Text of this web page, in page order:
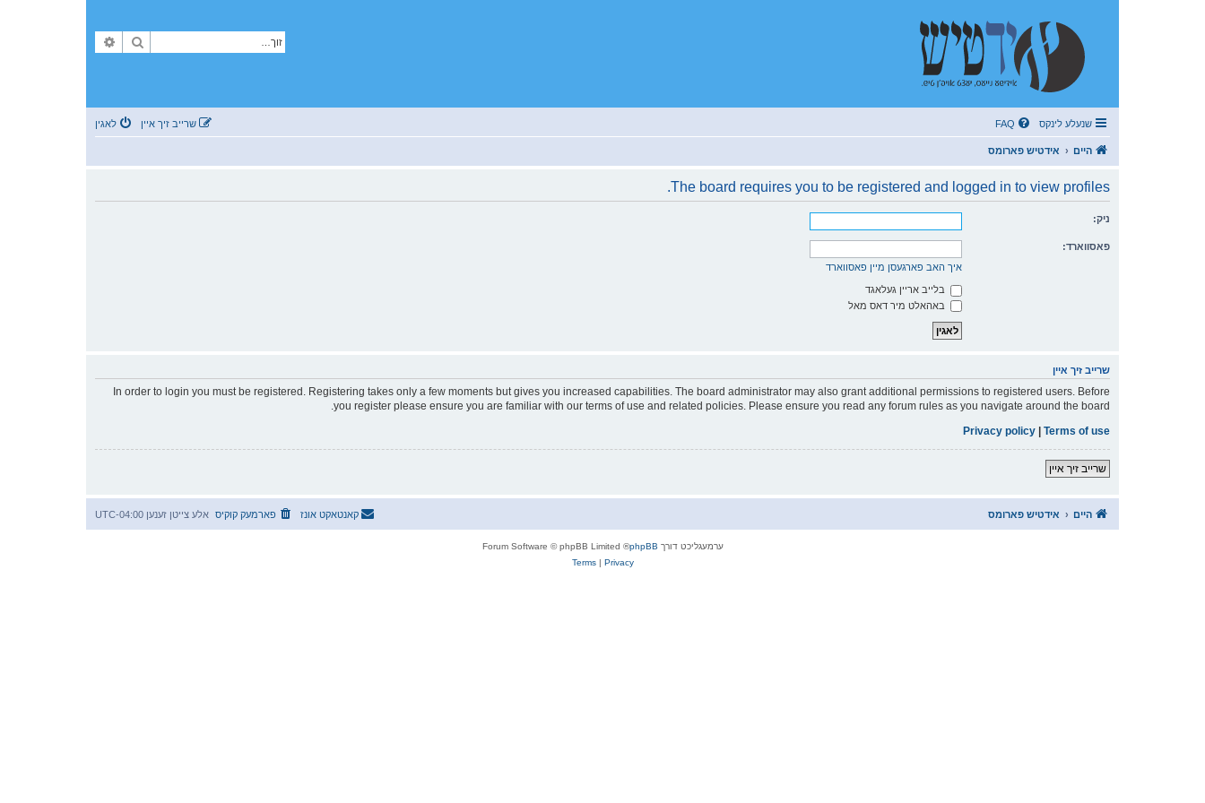
זוך
שנעלע לינקס FAQ לאגין שרייב זיך איין
היים אידטיש פארומס
The board requires you to be registered and logged in to view profiles.
ניק:
פאסווארד:
איך האב פארגעסן מיין פאסווארד
בלייב אריין געלאגד
באהאלט מיר דאס מאל
שרייב זיך איין
In order to login you must be registered. Registering takes only a few moments but gives you increased capabilities. The board administrator may also grant additional permissions to registered users. Before
you register please ensure you are familiar with our terms of use and related policies. Please ensure you read any forum rules as you navigate around the board.
Terms of use
|
Privacy policy
שרייב זיך איין
היים אידטיש פארומס אלע צייטן זענען UTC-04:00 פארמעק קוקיס קאנטאקט אונז
ערמעגליכט דורך phpBB
® Forum Software © phpBB Limited
Privacy
|
Terms